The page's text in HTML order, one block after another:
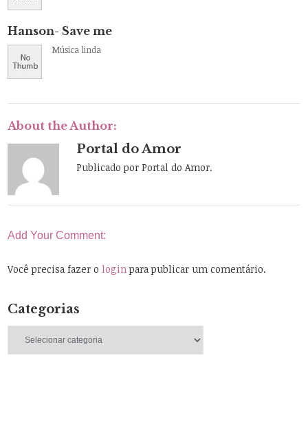
Hanson- Save me
Música linda
About the Author:
Portal do Amor
Publicado por Portal do Amor.
Add Your Comment:
Você precisa fazer ologin para publicar um comentário.
Categorias